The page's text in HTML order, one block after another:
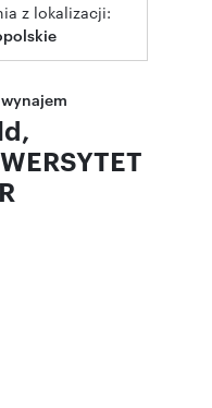
z lokalizacji: